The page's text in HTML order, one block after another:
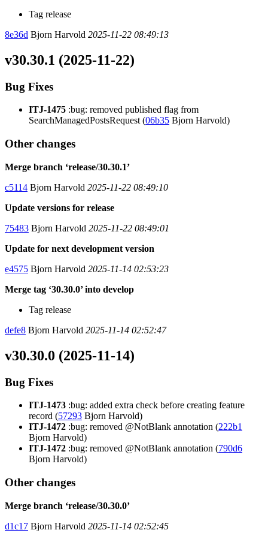
Tag release
8e36d Bjorn Harvold 2025-11-22 08:49:13
v30.30.1 (2025-11-22)
Bug Fixes
ITJ-1475 :bug: removed published flag from
SearchManagedPostsRequest (06b35 Bjorn Harvold)
Other changes
Merge branch ‘release/30.30.1’
c5114 Bjorn Harvold 2025-11-22 08:49:10
Update versions for release
75483 Bjorn Harvold 2025-11-22 08:49:01
Update for next development version
e4575 Bjorn Harvold 2025-11-14 02:53:23
Merge tag ‘30.30.0’ into develop
Tag release
defe8 Bjorn Harvold 2025-11-14 02:52:47
v30.30.0 (2025-11-14)
Bug Fixes
ITJ-1473 :bug: added extra check before creating feature
record (57293 Bjorn Harvold)
ITJ-1472 :bug: removed @NotBlank annotation (222b1
Bjorn Harvold)
ITJ-1472 :bug: removed @NotBlank annotation (790d6
Bjorn Harvold)
Other changes
Merge branch ‘release/30.30.0’
d1c17 Bjorn Harvold 2025-11-14 02:52:45